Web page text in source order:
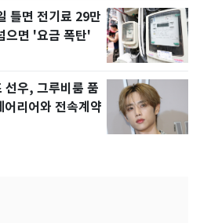
틀면 전기료 29만
면 '요금 폭탄'
선우, 그루비룸 품
리어와 전속계약